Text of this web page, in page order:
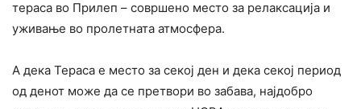
тераса во Прилеп – совршено место за релаксација и
уживање во пролетната атмосфера.
A дека Тераса е место за секој ден и дека секој период
од денот може да се претвори во забава, најдобро